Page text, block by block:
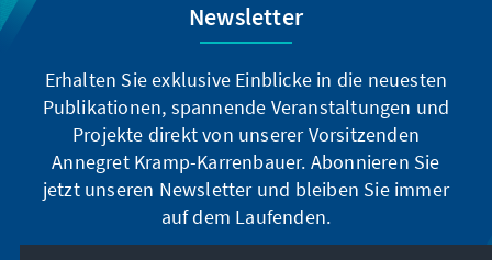
Newsletter
Erhalten Sie exklusive Einblicke in die neuesten
Publikationen, spannende Veranstaltungen und
Projekte direkt von unserer Vorsitzenden
Annegret Kramp-Karrenbauer. Abonnieren Sie
jetzt unseren Newsletter und bleiben Sie immer
auf dem Laufenden.